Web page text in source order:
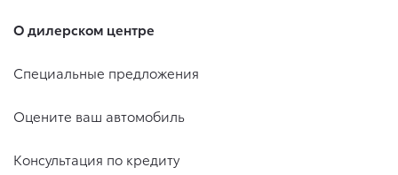
О дилерском центре
Специальные предложения
Оцените ваш автомобиль
Консультация по кредиту